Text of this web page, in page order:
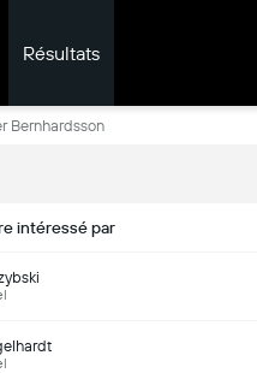
Résultats
Bernhardsson
intéressé par